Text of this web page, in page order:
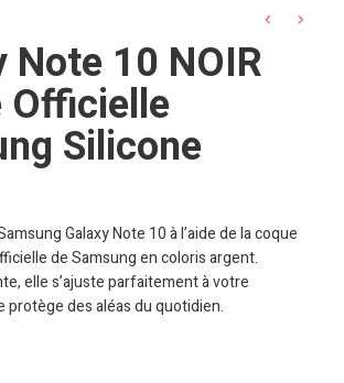
Note 10 NOIR
Officielle
Silicone
Galaxy Note 10 à l’aide de la coque
de Samsung en coloris argent.
elle s’ajuste parfaitement à votre
protège des aléas du quotidien.